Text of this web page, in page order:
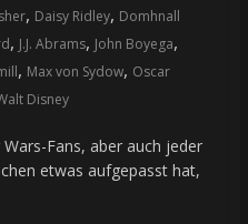
, Daisy Ridley, Domhnall
, J.J. Abrams, John Boyega,
, Max von Sydow, Oscar
Disney
Fans, aber auch jeder
etwas aufgepasst hat,